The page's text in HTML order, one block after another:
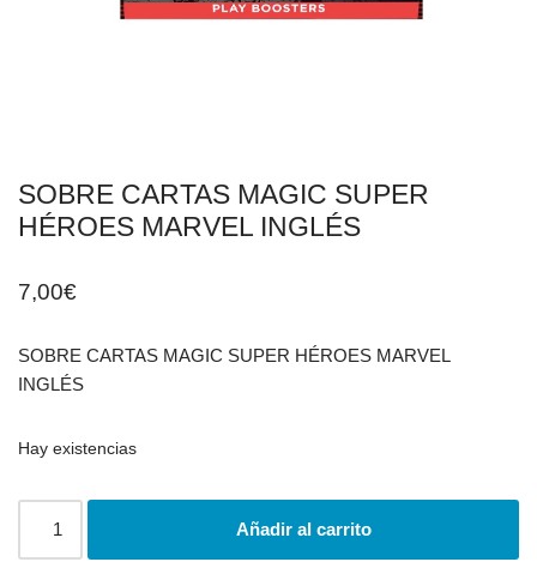
SOBRE CARTAS MAGIC SUPER
HÉROES MARVEL INGLÉS
7,00€
SOBRE CARTAS MAGIC SUPER HÉROES MARVEL
INGLÉS
Hay existencias
Añadir al carrito